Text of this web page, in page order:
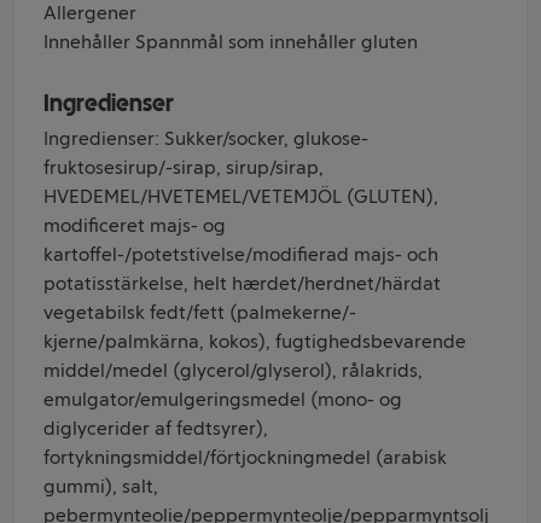
Allergener
Innehåller Spannmål som innehåller gluten
Ingredienser
Ingredienser: Sukker/socker, glukose-
fruktosesirup/-sirap, sirup/sirap,
HVEDEMEL/HVETEMEL/VETEMJÖL (GLUTEN),
modificeret majs- og
kartoffel-/potetstivelse/modifierad majs- och
potatisstärkelse, helt hærdet/herdnet/härdat
vegetabilsk fedt/fett (palmekerne/-
kjerne/palmkärna, kokos), fugtighedsbevarende
middel/medel (glycerol/glyserol), rålakrids,
emulgator/emulgeringsmedel (mono- og
diglycerider af fedtsyrer),
fortykningsmiddel/förtjockningmedel (arabisk
gummi), salt,
pebermynteolie/peppermynteolje/pepparmyntsolj